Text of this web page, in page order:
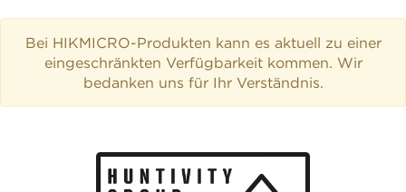
Bei HIKMICRO-Produkten kann es aktuell zu einer
eingeschränkten Verfügbarkeit kommen. Wir
bedanken uns für Ihr Verständnis.